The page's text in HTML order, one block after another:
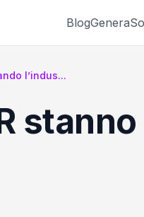
BlogGenera
l’indus...